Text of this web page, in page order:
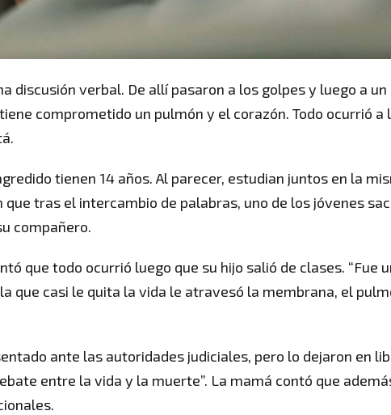
discusión verbal. De allí pasaron a los golpes y luego a
comprometido un pulmón y el corazón. Todo ocurrió a
tienen 14 años. Al parecer, estudian juntos en la
que tras el intercambio de palabras, uno de los jóvenes
compañero.
que todo ocurrió luego que su hijo salió de clases. “Fue
que casi le quita la vida le atravesó la membrana, el
ante las autoridades judiciales, pero lo dejaron en
entre la vida y la muerte”. La mamá contó que